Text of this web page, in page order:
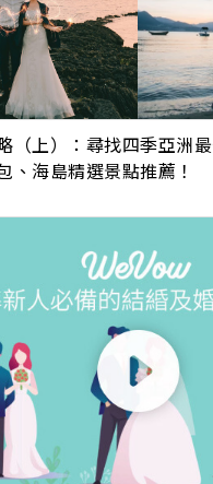
（上）：尋找四季亞洲
、海島精選景點推薦！